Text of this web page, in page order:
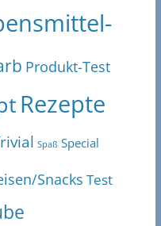
Produkt-Test
Rezepte
Spaß Special
Snacks Test